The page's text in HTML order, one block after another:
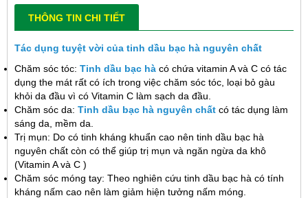
THÔNG TIN CHI TIẾT
Tác dụng tuyệt vời của tinh dầu bạc hà nguyên chất
Chăm sóc tóc: Tinh dầu bạc hà có chứa vitamin A và C có tác
dụng the mát rất có ích trong việc chăm sóc tóc, loại bỏ gàu
khỏi da đầu vì có Vitamin C làm sạch da đầu.
Chăm sóc da: Tinh dầu bạc hà nguyên chất có tác dụng làm
sáng da, mềm da.
Trị mụn: Do có tinh kháng khuẩn cao nên tinh dầu bạc hà
nguyên chất còn có thể giúp trị mụn và ngăn ngừa da khô
(Vitamin A và C )
Chăm sóc móng tay: Theo nghiên cứu tinh dầu bạc hà có tính
kháng nấm cao nên làm giảm hiện tưởng nấm móng.